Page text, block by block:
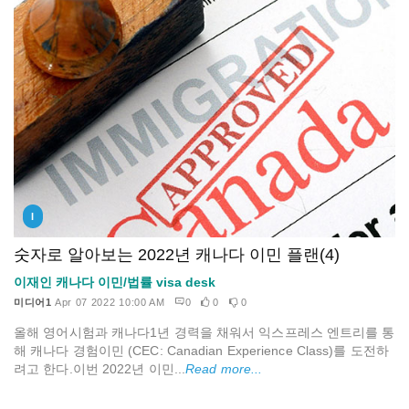
숫자로 알아보는 2022년 캐나다 이민 플랜(4)
이재인 캐나다 이민/법률 visa desk
미디어1 Apr 07 2022 10:00 AM 0 0 0
올해 영어시험과 캐나다1년 경력을 채워서 익스프레스 엔트리를 통
해 캐나다 경험이민 (CEC: Canadian Experience Class)를 도전하
려고 한다.이번 2022년 이민...Read more...